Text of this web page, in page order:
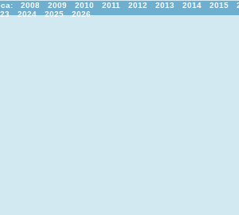
2008 2009 2010 2011 2012 2013 2014 2015
2024 2025 2026